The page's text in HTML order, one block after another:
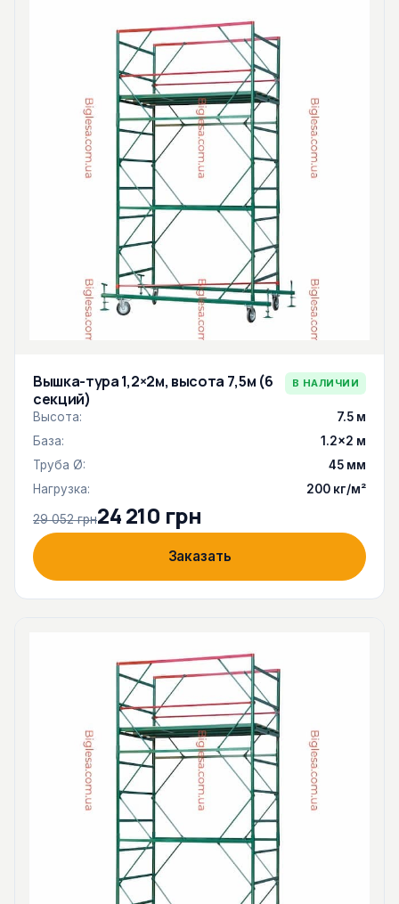
Вышка-тура 1,2×2м, высота 7,5м (6
секций)
В НАЛИЧИИ
Высота:
7.5 м
База:
1.2×2 м
Труба Ø:
45 мм
Нагрузка:
200 кг/м²
29 052 грн24 210 грн
Заказать